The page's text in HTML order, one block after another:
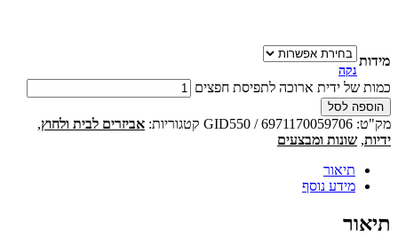
מידות
נקה
כמות של ידית ארוכה לתפיסת חפצים
הוספה לסל
מק"ט: GID550 / 6971170059706 קטגוריות: אביזרים לבית ולחוץ,
ידיות, שונות ומבצעים
תיאור
מידע נוסף
תיאור